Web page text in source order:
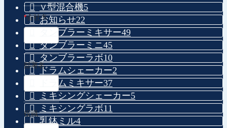
*会社名
部署名
役職
∨型混合機5
お知らせ22
タンブラーミキサー49
タンブラーミニ45
タンブラーラボ10
ドラムシェーカー2
ドラムミキサー37
ミキシングシェーカー5
ミキシングラボ11
乳鉢ミル4